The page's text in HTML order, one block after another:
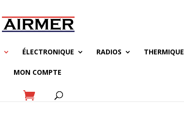
ÉLECTRONIQUE RADIOS THERMIQUE
MON COMPTE